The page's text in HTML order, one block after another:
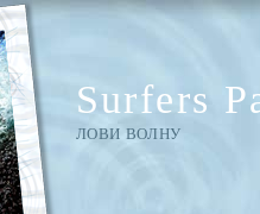
Surfers
ЛОВИ ВОЛНУ